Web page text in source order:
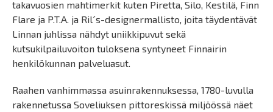
takavuosien mahtimerkit kuten Piretta, Silo, Kestilä, Finn
Flare ja P.T.A. ja Ril´s-designermallisto, joita täydentävät
Linnan juhlissa nähdyt uniikkipuvut sekä
kutsukilpailuvoiton tuloksena syntyneet Finnairin
henkilökunnan palveluasut.
Raahen vanhimmassa asuinrakennuksessa, 1780-luvulla
rakennetussa Soveliuksen pittoreskissä miljöössä näet